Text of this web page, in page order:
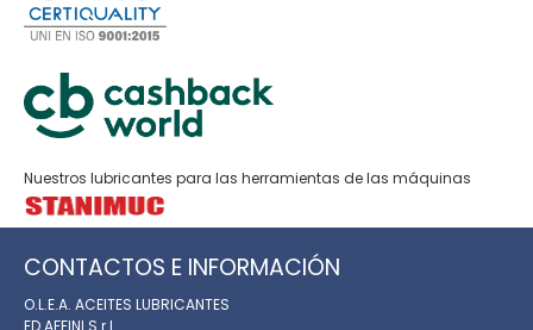
Nuestros lubricantes para las herramientas de las máquinas
CONTACTOS E INFORMACIÓN
O.L.E.A. ACEITES LUBRICANTES
ED AFFINI S.r.l.